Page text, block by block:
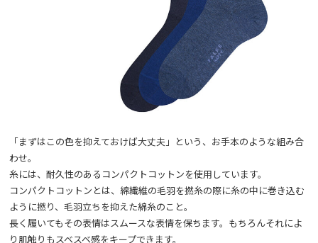
「まずはこの色を抑えておけば大丈夫」という、お手本のような組み合
わせ。
糸には、耐久性のあるコンパクトコットンを使用しています。
コンパクトコットンとは、綿繊維の毛羽を撚糸の際に糸の中に巻き込む
ように撚り、毛羽立ちを抑えた綿糸のこと。
長く履いてもその表情はスムースな表情を保ちます。もちろんそれによ
り肌触りもスベスベ感をキープできます。